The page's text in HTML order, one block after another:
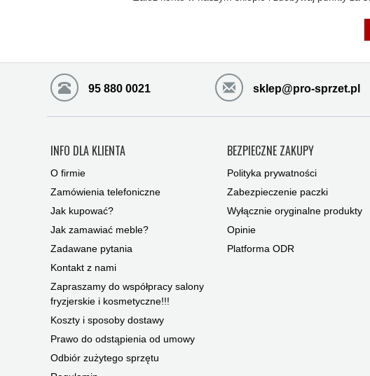
95 880 0021 sklep@pro-sprzet.pl
INFO DLA KLIENTA
O firmie
Zamówienia telefoniczne
Jak kupować?
Jak zamawiać meble?
Zadawane pytania
Kontakt z nami
Zapraszamy do współpracy salony
fryzjerskie i kosmetyczne!!!
Koszty i sposoby dostawy
Prawo do odstąpienia od umowy
Odbiór zużytego sprzętu
BEZPIECZNE ZAKUPY
Polityka prywatności
Zabezpieczenie paczki
Wyłącznie oryginalne produkty
Opinie
Platforma ODR